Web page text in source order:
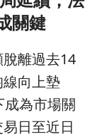
關鍵
離過去14
向上墊
為市場關
日至近日